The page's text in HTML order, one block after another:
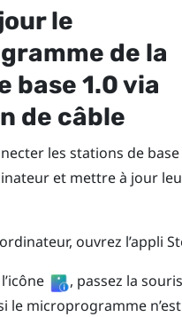
le
de la
base 1.0via
de câble
les stations de
et mettre à jour
ouvrez l’appli
, passez la
le microprogramme